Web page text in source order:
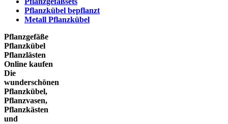
Pflanzkübel bepflanzt
Metall Pflanzkübel
Pflanzgefäße
Pflanzkübel
Pflanzlästen
Online kaufen
Die
wunderschönen
Pflanzkübel,
Pflanzvasen,
Pflanzkästen
und